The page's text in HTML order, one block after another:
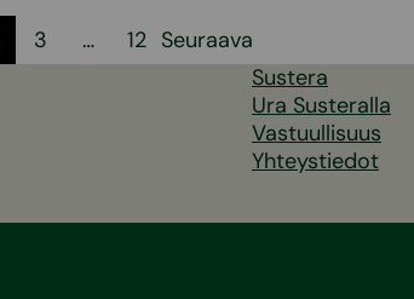
3 … 12 Seuraava
Sustera
Ura Susteralla
Vastuullisuus
Yhteystiedot